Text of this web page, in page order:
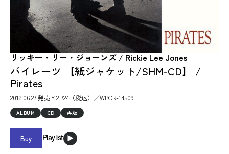
リッキー・リー・ジョーンズ / Rickie Lee Jones
パイレーツ 【紙ジャケット/SHM-CD】 /
Pirates
2012.06.27 発売￥2,724（税込）／WPCR-14509
ALBUM CD 再販
Buy Playlist